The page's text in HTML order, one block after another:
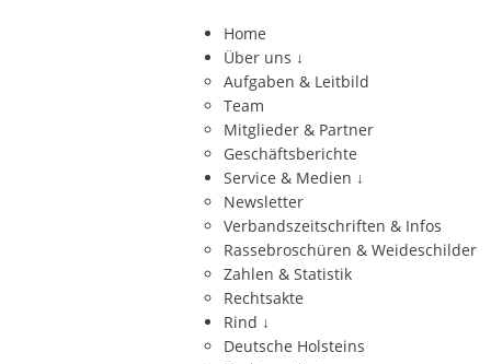
Home
Über uns ↓
Aufgaben & Leitbild
Team
Mitglieder & Partner
Geschäftsberichte
Service & Medien ↓
Newsletter
Verbandszeitschriften & Infos
Rassebroschüren & Weideschilder
Zahlen & Statistik
Rechtsakte
Rind ↓
Deutsche Holsteins